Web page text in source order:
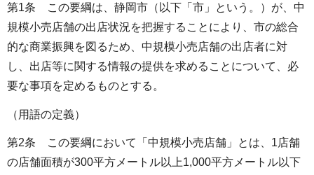
第1条 この要綱は、静岡市（以下「市」という。）が、中
規模小売店舗の出店状況を把握することにより、市の総合
的な商業振興を図るため、中規模小売店舗の出店者に対
し、出店等に関する情報の提供を求めることについて、必
要な事項を定めるものとする。
（用語の定義）
第2条 この要綱において「中規模小売店舗」とは、1店舗
の店舗面積が300平方メートル以上1,000平方メートル以下